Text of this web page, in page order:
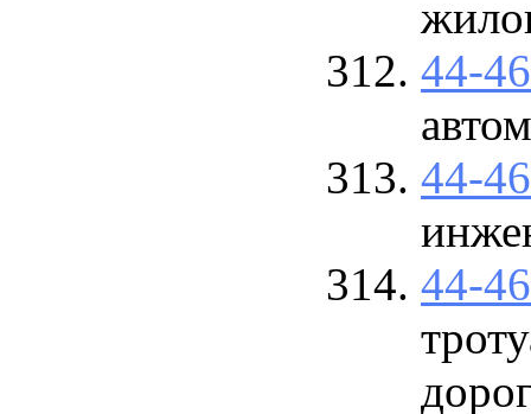
44-
44-
44-